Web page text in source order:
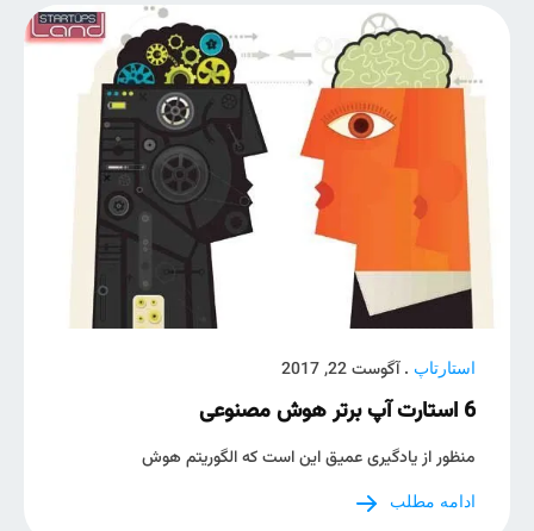
استارتاپ . آگوست 22, 2017
6 استارت آپ برتر هوش مصنوعی
منظور از یادگیری عمیق این است که الگوریتم هوش
ادامه مطلب